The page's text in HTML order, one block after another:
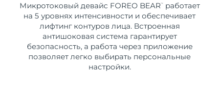
Микротоковый девайс FOREO BEAR ™
работает
на 5 уровнях интенсивности и обеспечивает
лифтинг контуров лица. Встроенная
антишоковая система гарантирует
безопасность, а работа через приложение
позволяет легко выбирать персональные
настройки.